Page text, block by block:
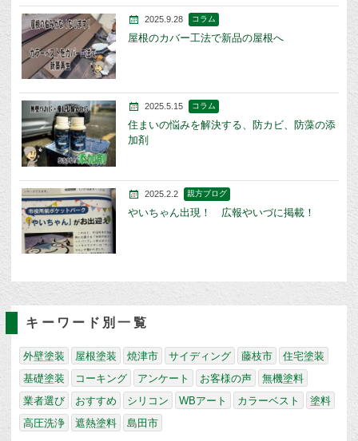
2025.9.28 コラム
屋根のカバー工法で新品の屋根へ
2025.5.15 コラム
住まいの悩みを解決する、防カビ、防藻の添
加剤
2025.2.2 親方ブログ
やいちゃん出現！ 広報やいづに掲載！
キーワード別一覧
外壁塗装 屋根塗装 焼津市 サイディング 藤枝市
住宅塗装
基礎塗装
コーキング アンケート お客様の声
無機塗料
業者選び
おすすめ シリコン WBアート カラーベスト
塗料
高圧洗浄
遮熱塗料 島田市